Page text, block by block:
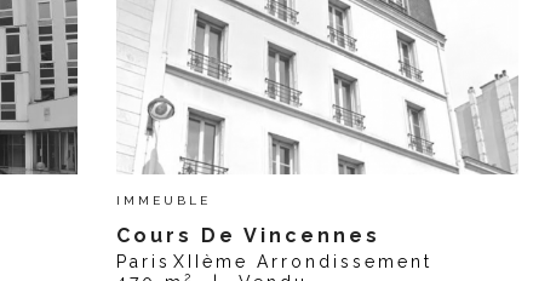
IMMEUBLE
Cours De Vincennes
Paris XIIème Arrondissement
2